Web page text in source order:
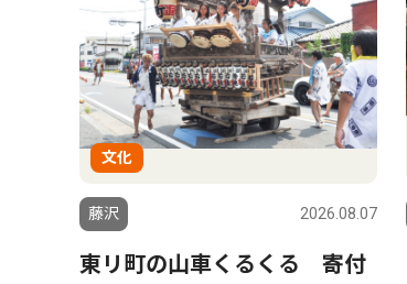
文化
藤沢 2026.08.07
東リ町の山車くるくる 寄付